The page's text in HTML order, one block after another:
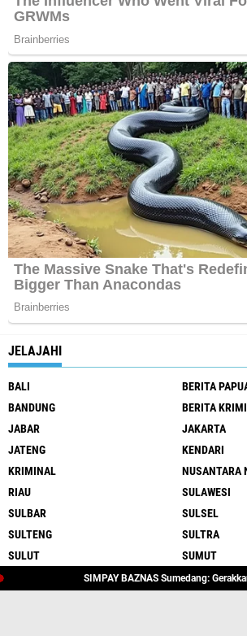
JELAJAHI
BALI
BERITA
BANDUNG
BERITA
JABAR
JAKARTA
JATENG
KENDARI
KRIMINAL
NUSANTARA
RIAU
SULAWESI
SULBAR
SULSEL
SULTENG
SULTRA
SULUT
SUMUT
SIMPAY BAZNAS Sumedang: Gerakkan